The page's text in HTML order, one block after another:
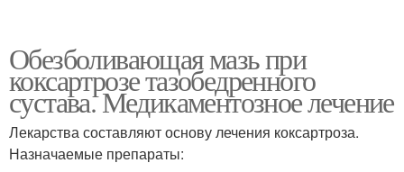
Обезболивающая мазь при
коксартрозе тазобедренного
сустава. Медикаментозное лечение
Лекарства составляют основу лечения коксартроза.
Назначаемые препараты: